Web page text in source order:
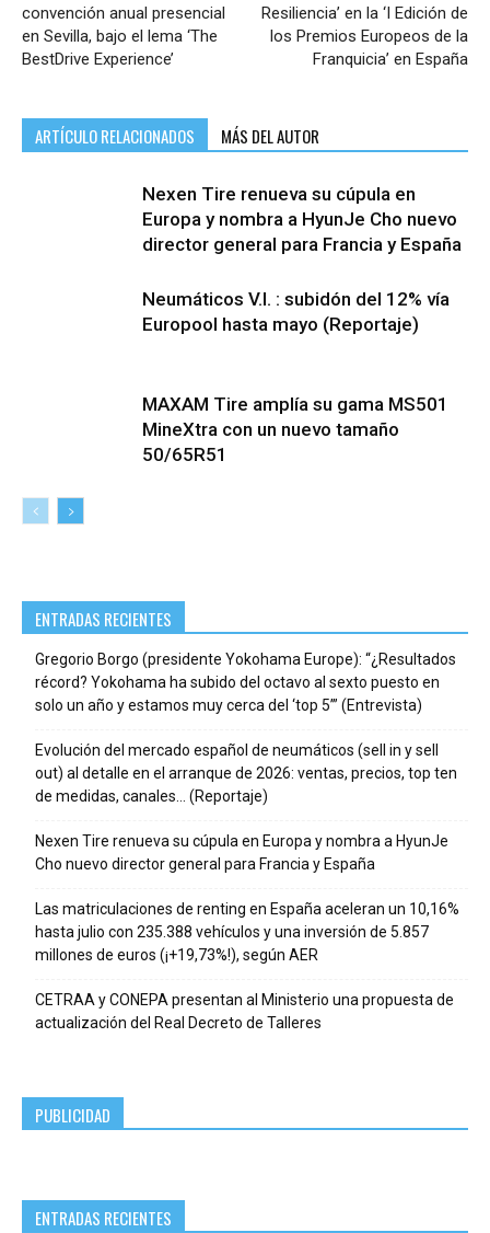
convención anual presencial
en Sevilla, bajo el lema ‘The
BestDrive Experience’
Resiliencia’ en la ‘I Edición de
los Premios Europeos de la
Franquicia’ en España
ARTÍCULO RELACIONADOS MÁS DEL AUTOR
Nexen Tire renueva su cúpula en
Europa y nombra a HyunJe Cho nuevo
director general para Francia y España
Neumáticos V.I. : subidón del 12% vía
Europool hasta mayo (Reportaje)
MAXAM Tire amplía su gama MS501
MineXtra con un nuevo tamaño
50/65R51
ENTRADAS RECIENTES
Gregorio Borgo (presidente Yokohama Europe): “¿Resultados
récord? Yokohama ha subido del octavo al sexto puesto en
solo un año y estamos muy cerca del ‘top 5’” (Entrevista)
Evolución del mercado español de neumáticos (sell in y sell
out) al detalle en el arranque de 2026: ventas, precios, top ten
de medidas, canales… (Reportaje)
Nexen Tire renueva su cúpula en Europa y nombra a HyunJe
Cho nuevo director general para Francia y España
Las matriculaciones de renting en España aceleran un 10,16%
hasta julio con 235.388 vehículos y una inversión de 5.857
millones de euros (¡+19,73%!), según AER
CETRAA y CONEPA presentan al Ministerio una propuesta de
actualización del Real Decreto de Talleres
PUBLICIDAD
ENTRADAS RECIENTES